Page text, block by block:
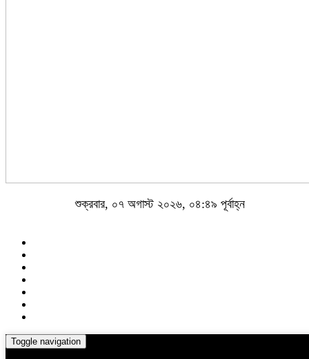
শুক্রবার, ০৭ অগাস্ট ২০২৬, ০৪:৪৯ পূর্বাহ্ন
Toggle navigation